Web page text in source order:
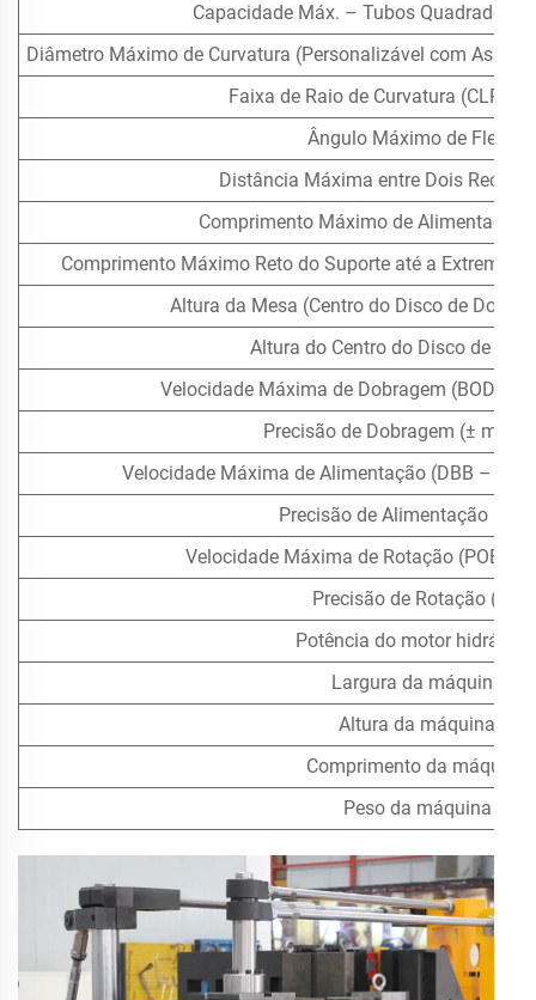
Capacidade Máx. – Tubos Quadrados /
Diâmetro Máximo de Curvatura (Personalizável com
Faixa de Raio de Curvatura (CLR
Ângulo Máximo de Flexão
Distância Máxima entre Dois Recuos
Comprimento Máximo de Alimentação
Comprimento Máximo Reto do Suporte até a
Altura da Mesa (Centro do Disco de
Altura do Centro do Disco de
Velocidade Máxima de Dobragem (BOD –
Precisão de Dobragem (± mm
Velocidade Máxima de Alimentação (DBB –
Precisão de Alimentação (±
Velocidade Máxima de Rotação (POB –
Precisão de Rotação (±°)
Potência do motor
Largura da máquina
Altura da máquina
Comprimento da máquina
Peso da máquina